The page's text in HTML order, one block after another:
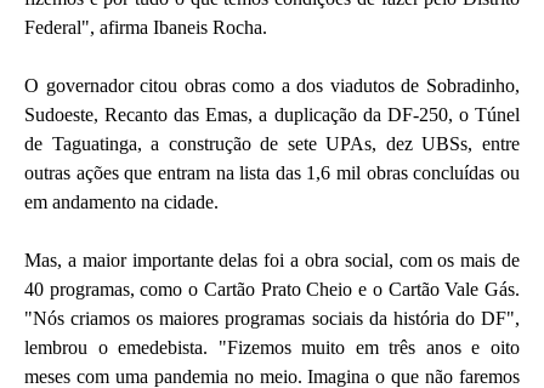
Federal", afirma Ibaneis Rocha.
O governador citou obras como a dos viadutos de Sobradinho,
Sudoeste, Recanto das Emas, a duplicação da DF-250, o Túnel
de Taguatinga, a construção de sete UPAs, dez UBSs, entre
outras ações que entram na lista das 1,6 mil obras concluídas ou
em andamento na cidade.
Mas, a maior importante delas foi a obra social, com os mais de
40 programas, como o Cartão Prato Cheio e o Cartão Vale Gás.
"Nós criamos os maiores programas sociais da história do DF",
lembrou o emedebista. "Fizemos muito em três anos e oito
meses com uma pandemia no meio. Imagina o que não faremos